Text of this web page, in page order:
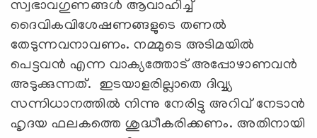
സ്വഭാവഗുണങ്ങള്‍ ആവാഹിച്ച്
ദൈവികവിശേഷണങ്ങളുടെ തണല്‍
തേടുന്നവനാവണം. നമ്മുടെ അടിമയില്‍
പെട്ടവന്‍ എന്ന വാക്യത്തോട് അപ്പോഴാണവന്‍
അടുക്കുന്നത്. ഇടയാളരില്ലാതെ ദിവ്വ്യ
സന്നിധാനത്തില്‍ നിന്നു നേരിട്ടു അറിവ് നേടാന്‍
ഹൃദയ ഫലകത്തെ ശുദ്ധീകരിക്കണം. അതിനായി